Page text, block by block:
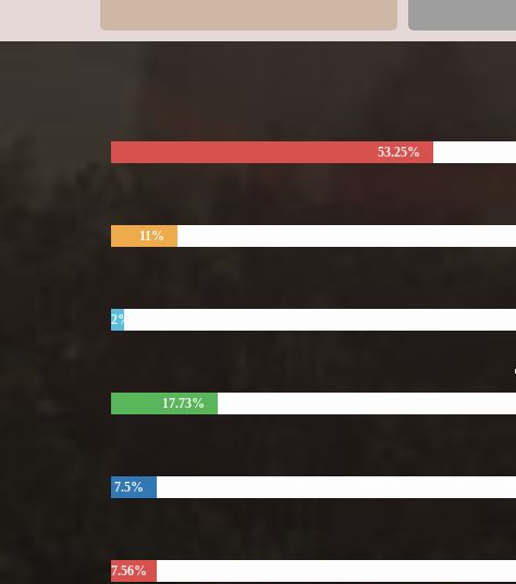
53.25%
11%
2%
17.73%
7.5%
7.56%